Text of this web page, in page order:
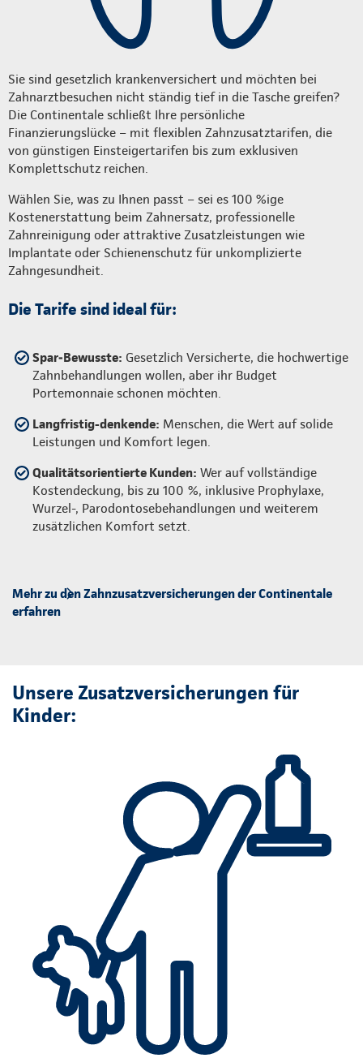
Sie sind gesetzlich krankenversichert und möchten bei
Zahnarztbesuchen nicht ständig tief in die Tasche greifen?
Die Continentale schließt Ihre persönliche
Finanzierungslücke – mit flexiblen Zahnzusatztarifen, die
von günstigen Einsteigertarifen bis zum exklusiven
Komplettschutz reichen.
Wählen Sie, was zu Ihnen passt – sei es 100 %ige
Kostenerstattung beim Zahnersatz, professionelle
Zahnreinigung oder attraktive Zusatzleistungen wie
Implantate oder Schienenschutz für unkomplizierte
Zahngesundheit.
Die Tarife sind ideal für:
Spar‑Bewusste: Gesetzlich Versicherte, die hochwertige
Zahnbehandlungen wollen, aber ihr Budget
Portemonnaie schonen möchten.
Langfristig-denkende: Menschen, die Wert auf solide
Leistungen und Komfort legen.
Qualitätsorientierte Kunden: Wer auf vollständige
Kostendeckung, bis zu 100 %, inklusive Prophylaxe,
Wurzel-, Parodontosebehandlungen und weiterem
zusätzlichen Komfort setzt.
Mehr zu den Zahnzusatzversicherungen der Continentale
erfahren
Unsere Zusatzversicherungen für
Kinder: